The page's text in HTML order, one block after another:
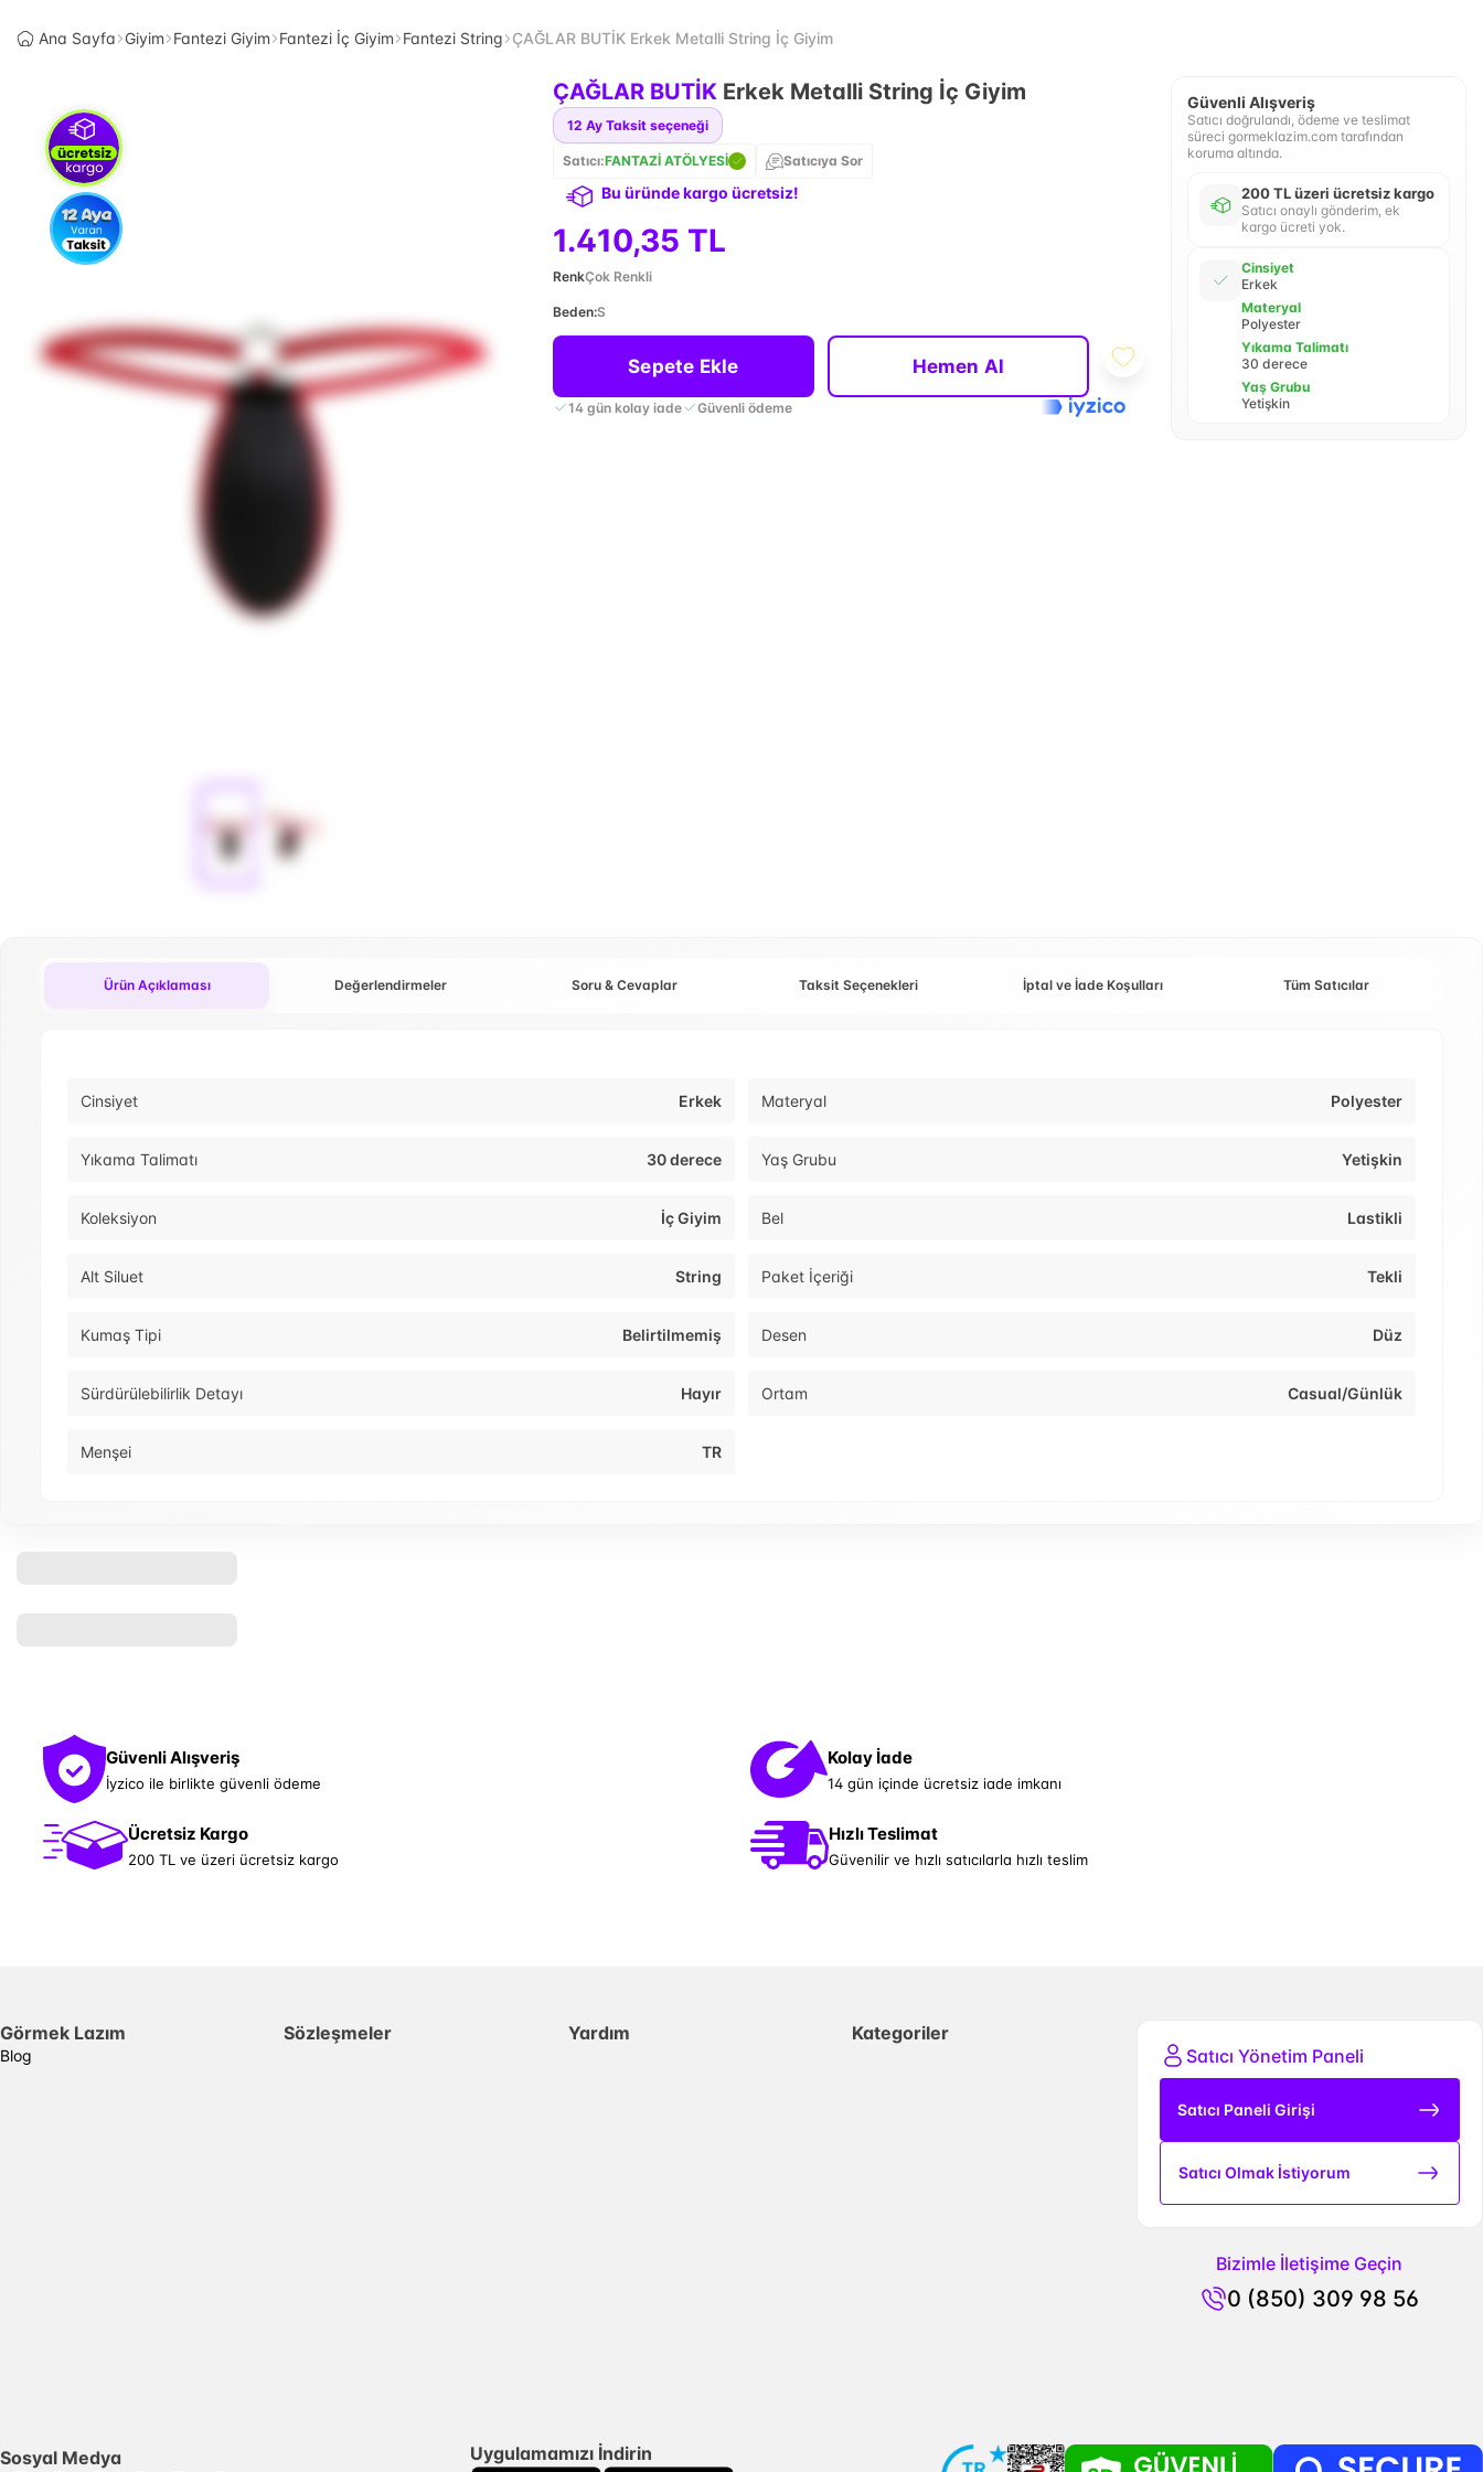
Ana Sayfa Giyim Fantezi Giyim Fantezi İç Giyim Fantezi String ÇAĞLAR BUTİK Erkek Metalli String İç Giyim
ÇAĞLAR BUTİK Erkek Metalli String İç Giyim
12 Ay Taksit seçeneği
Satıcı:FANTAZİ ATÖLYESİ Satıcıya Sor
Bu üründe kargo ücretsiz!
1.410,35 TL
RenkÇok Renkli
Beden:S
Sepete Ekle Hemen Al
14 gün kolay iade Güvenli ödeme
Güvenli Alışveriş
Satıcı doğrulandı, ödeme ve teslimat
süreci gormeklazim.com tarafından
koruma altında.
200 TL üzeri ücretsiz kargo
Satıcı onaylı gönderim, ek
kargo ücreti yok.
Cinsiyet
Erkek
Materyal
Polyester
Yıkama Talimatı
30 derece
Yaş Grubu
Yetişkin
Ürün Açıklaması Değerlendirmeler Soru & Cevaplar Taksit Seçenekleri İptal ve İade Koşulları Tüm Satıcılar
Cinsiyet Erkek Materyal Polyester
Yıkama Talimatı 30 derece Yaş Grubu Yetişkin
Koleksiyon İç Giyim Bel Lastikli
Alt Siluet String Paket İçeriği Tekli
Kumaş Tipi Belirtilmemiş Desen Düz
Sürdürülebilirlik Detayı Hayır Ortam Casual/Günlük
Menşei TR
Güvenli Alışveriş
İyzico ile birlikte güvenli ödeme
Kolay İade
14 gün içinde ücretsiz iade imkanı
Ücretsiz Kargo
200 TL ve üzeri ücretsiz kargo
Hızlı Teslimat
Güvenilir ve hızlı satıcılarla hızlı teslim
Görmek Lazım
Blog
Sözleşmeler Yardım
Kategoriler
Satıcı Yönetim Paneli
Satıcı Paneli Girişi
Satıcı Olmak İstiyorum
Bizimle İletişime Geçin
0 (850) 309 98 56
Sosyal Medya Uygulamamızı İndirin